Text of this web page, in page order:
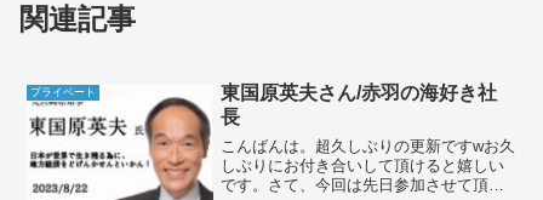
関連記事
プライベート
東国原英夫さん/赤羽の海好き社
長
こんばんは。超久しぶりの更新ですwお久
しぶりにお付き合いして頂けると嬉しい
です。さて、今回は先日参加させて頂い